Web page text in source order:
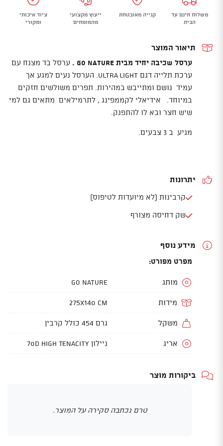
עם
ערכת
GO
משלוח חינם עד
הבית
קנייה מאובטחת
ייעוץ מקצועי
מהמומחים
ציוד איכותי
ומקורי
תיאור המוצר
ערסל שכיבה יחיד מבית GO NATURE .
ערסל בד מצנח עם
ערכת תלייה דגם ULTRA LIGHT. הערסל נעים למגע אך
עמיד נושם ומתייבש במהירות. תפרים משולשים חזקים
במיוחד. אידיאלי לקממפינג , לתרמילאים מתאים גם למי
שיש חצר ובא לו להתפנק.
מגיע ב 3 צבעים.
יתרונות
קרבינות (לא מיועדות לטיפוס)
שק דחיסה מצורף
מידע נוסף
מפרט מפורט:
מותג GO NATURE
מידות 275X140 CM
משקל גרם 454 כולל קרבין
אריג ניילון 70D High Tenacity
ביקורות מוצר
טרם נכתבה סקירה על המוצר.